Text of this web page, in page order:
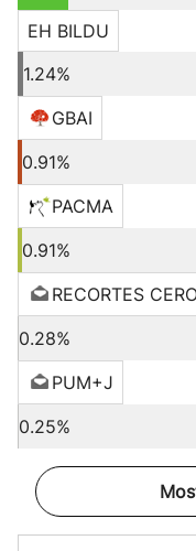
EH BILDU
1.24%
GBAI
0.91%
PACMA
0.91%
RECORTES
0.28%
PUM+J
0.25%